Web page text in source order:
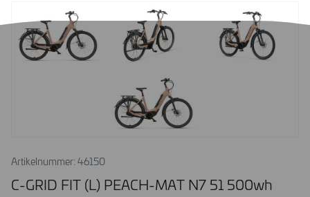
Artikelnummer: 46150
C-GRID FIT (L) PEACH-MAT N7 51 500wh